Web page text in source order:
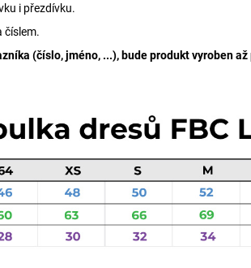
i přezdívku.
číslem.
(číslo, jméno, ...), bude produkt vyroben